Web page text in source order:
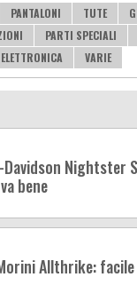
PANTALONI TUTE
PARTI SPECIALI
ELETTRONICA VARIE
Davidson Nightster
bene
Allthrike: facile